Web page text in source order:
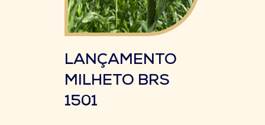
LANÇAMENTO
MILHETO BRS
1501